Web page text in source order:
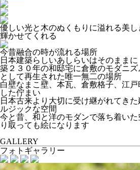
優しい光と木のぬくもりに溢れる美し
輝かせてくれる
今昔融合の時が流れる場所
日本建築らしいあしらいはそのままに
築２３０年の和邸宅に倉敷のモダニ
として再生された唯一無二の場所
白壁なまこ壁、本瓦、倉敷格子、江
した佇まい
日本古来より大切に受け継がれてき
ルジックな空間
今と昔、和と洋のモダンで落ち着い
り取っても絵になります
GALLERY
フォトギャラリー